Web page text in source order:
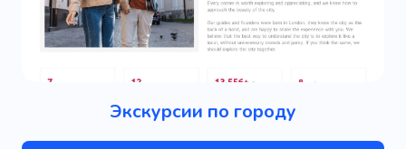
Экскурсии по городу